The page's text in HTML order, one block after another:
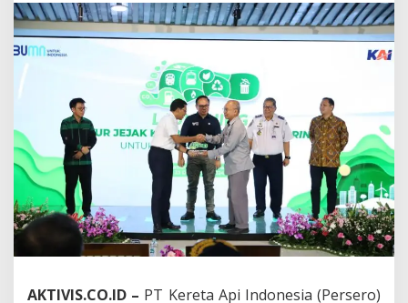
r
k
a
F
i
t
u
r
o
n
F
o
AKTIVIS.CO.ID – PT Kereta Api Indonesia (Persero)